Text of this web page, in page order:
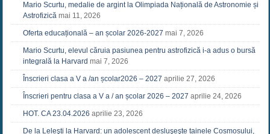
Mario Scurtu, medalie de argint la Olimpiada Națională de Astronomie și
Astrofizică mai 11, 2026
Oferta educațională – an școlar 2026-2027 mai 7, 2026
Mario Scurtu, elevul căruia pasiunea pentru astrofizică i-a adus o bursă
integrală la Harvard mai 7, 2026
Înscrieri clasa a V a /an școlar2026 – 2027 aprilie 27, 2026
Înscrieri pentru clasa a V a / an școlar 2026 – 2027 aprilie 24, 2026
HOT. CA 23.04.2026 aprilie 23, 2026
De la Leleşti la Harvard: un adolescent desluşeşte tainele Cosmosului,